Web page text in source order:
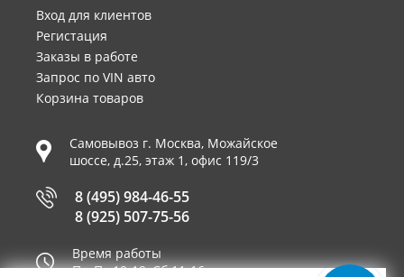
Вход для клиентов
Регистация
Заказы в работе
Запрос по VIN авто
Корзина товаров
Самовывоз г. Москва, Можайское
шоссе, д.25, этаж 1, офис 119/3
8 (495) 984-46-55
8 (925) 507-75-56
Время работы
Пн-Пт 10-19, Сб 11-16